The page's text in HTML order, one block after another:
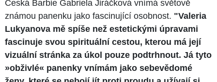
Česká Barbie Gabriela Jiráčková vnímá světově
známou panenku jako fascinující osobnost. "Valeria
Lukyanova mě spíše než estetickými úpravami
fascinuje svou spirituální cestou, kterou má její
vizuální stránka za úkol pouze podtrhnout. Já tyto
»obživlé« panenky vnímám jako sebevědomé